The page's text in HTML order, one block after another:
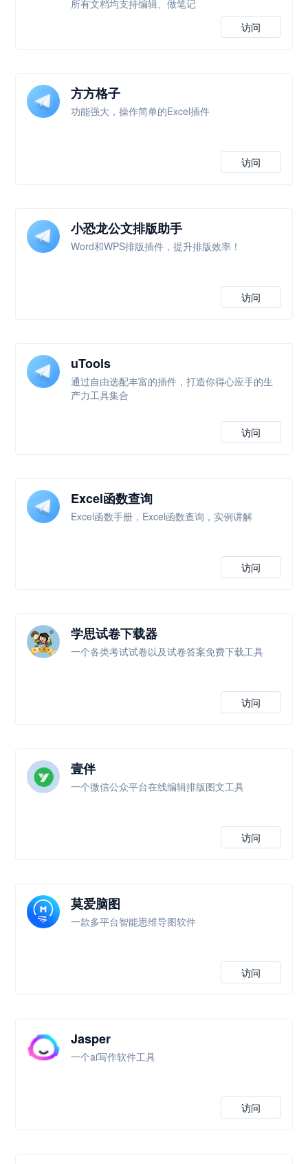
所有文档均支持编辑、做笔记
访问
方方格子
功能强大，操作简单的Excel插件
访问
小恐龙公文排版助手
Word和WPS排版插件，提升排版效率！
访问
uTools
通过自由选配丰富的插件，打造你得心应手的生
产力工具集合
访问
Excel函数查询
Excel函数手册，Excel函数查询，实例讲解
访问
学思试卷下载器
一个各类考试试卷以及试卷答案免费下载工具
访问
壹伴
一个微信公众平台在线编辑排版图文工具
访问
莫爱脑图
一款多平台智能思维导图软件
访问
Jasper
一个ai写作软件工具
访问